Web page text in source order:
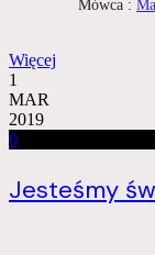
Mówca :
Więcej
1
MAR
2019
0
Jesteśmy